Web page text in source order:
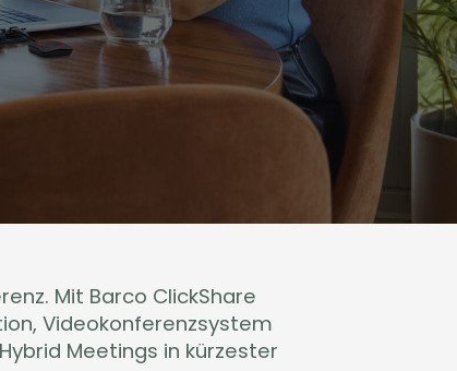
Mit Barco ClickShare
Videokonferenzsystem
Meetings in kürzester